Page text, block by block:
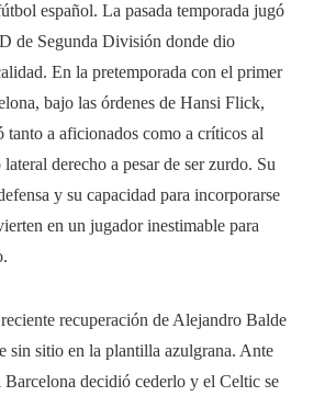
español. La pasada temporada jugó
de Segunda División donde dio
En la pretemporada con el primer
​​bajo las órdenes de Hansi Flick,
tanto a aficionados como a críticos al
lateral derecho a pesar de ser zurdo. Su
y su capacidad para incorporarse
en un jugador inestimable para
recuperación de Alejandro Balde
sin sitio en la plantilla azulgrana. Ante
Barcelona decidió cederlo y el Celtic se